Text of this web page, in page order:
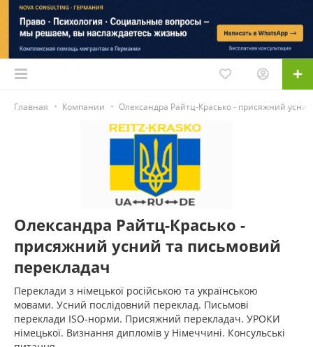
Главная Компании Олександра Райтц-Красько - присяжний
Олександра Райтц-Красько -
присяжний усний та письмовий
перекладач
Переклади з німецької російською та українською
мовами. Усний послідовний переклад. Письмові
переклади ISO-норми. Присяжний перекладач. УРОКИ
німецької. Визнання дипломів у Німеччині. Консульські